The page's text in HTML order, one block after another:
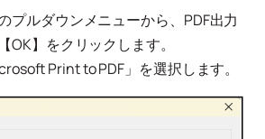
プルダウンメニューから、PDF出力
OK】をクリックします。
Print to PDF」を選択します。